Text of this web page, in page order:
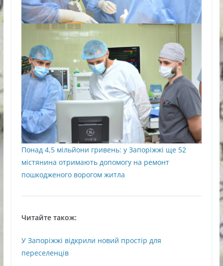
Понад 4,5 мільйони гривень: у Запоріжжі ще 52
містянина отримають допомогу на ремонт
пошкодженого ворогом житла
Читайте також:
У Запоріжжі відкрили новий простір для
переселенців